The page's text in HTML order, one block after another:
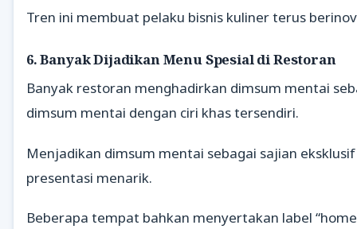
Tren ini membuat pelaku bisnis kuliner terus
6. Banyak Dijadikan Menu Spesial di Restoran
Banyak restoran menghadirkan dimsum mentai
dimsum mentai dengan ciri khas tersendiri.
Menjadikan dimsum mentai sebagai sajian
presentasi menarik.
Beberapa tempat bahkan menyertakan label